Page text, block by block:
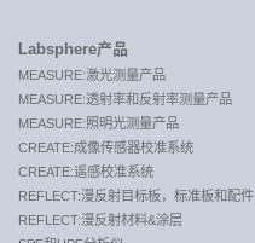
Labsphere产品
MEASURE:激光测量产品
MEASURE:透射率和反射率测量产品
MEASURE:照明光测量产品
CREATE:成像传感器校准系统
CREATE:遥感校准系统
REFLECT:漫反射目标板，标准板和配件
REFLECT:漫反射材料&涂层